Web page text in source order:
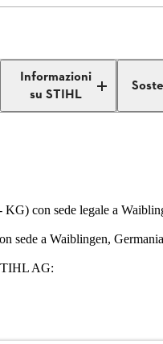
Informazioni
su STIHL
KG) con sede legale a
sede a Waiblingen,
AG: